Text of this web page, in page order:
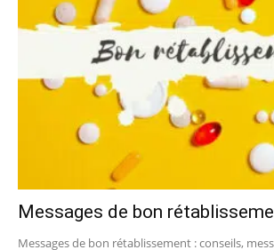
Messages de bon
Messages de bon rétablissement : conseils,